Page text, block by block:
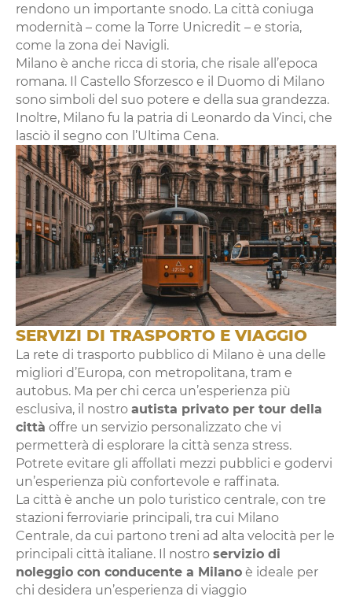
rendono un importante snodo. La città coniuga
modernità – come la Torre Unicredit – e storia,
come la zona dei Navigli.
Milano è anche ricca di storia, che risale all’epoca
romana. Il Castello Sforzesco e il Duomo di Milano
sono simboli del suo potere e della sua grandezza.
Inoltre, Milano fu la patria di Leonardo da Vinci, che
lasciò il segno con l’Ultima Cena.
SERVIZI DI TRASPORTO E VIAGGIO
La rete di trasporto pubblico di Milano è una delle
migliori d’Europa, con metropolitana, tram e
autobus. Ma per chi cerca un’esperienza più
esclusiva, il nostro autista privato per tour della
città offre un servizio personalizzato che vi
permetterà di esplorare la città senza stress.
Potrete evitare gli affollati mezzi pubblici e godervi
un’esperienza più confortevole e raffinata.
La città è anche un polo turistico centrale, con tre
stazioni ferroviarie principali, tra cui Milano
Centrale, da cui partono treni ad alta velocità per le
principali città italiane. Il nostro servizio di
noleggio con conducente a Milano è ideale per
chi desidera un’esperienza di viaggio